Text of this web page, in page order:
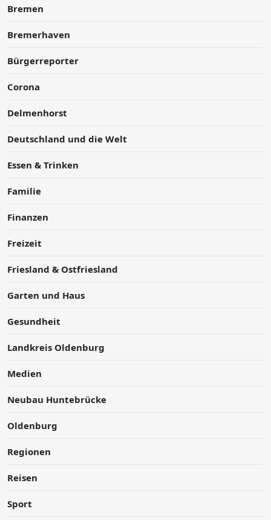
Bremen
Bremerhaven
Bürgerreporter
Corona
Delmenhorst
Deutschland und die Welt
Essen & Trinken
Familie
Finanzen
Freizeit
Friesland & Ostfriesland
Garten und Haus
Gesundheit
Landkreis Oldenburg
Medien
Neubau Huntebrücke
Oldenburg
Regionen
Reisen
Sport